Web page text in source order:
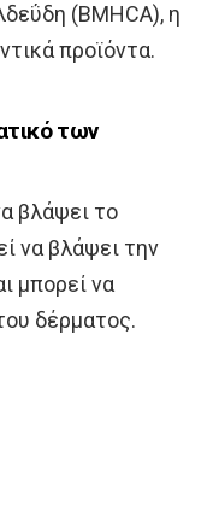
(BMHCA), η
προϊόντα.
των
βλάψει το
να βλάψει την
μπορεί να
δέρματος.